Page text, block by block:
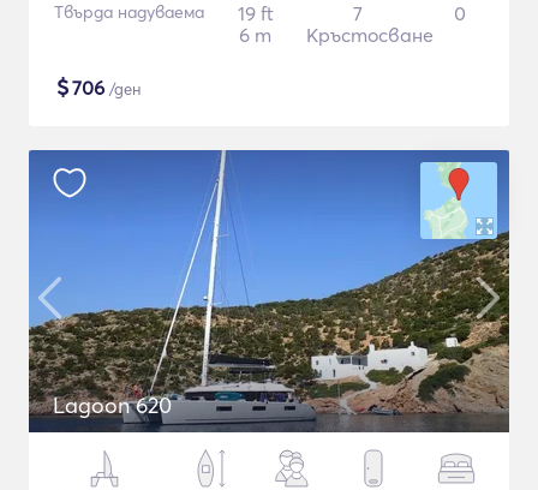
Твърда надуваема
19 ft
6 m
7
Кръстосване
0
$706 /ден
Lagoon 620